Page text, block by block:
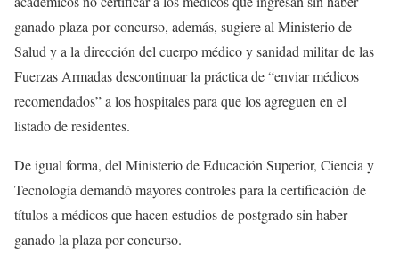
ganado plaza por concurso, además, sugiere al Ministerio de
Salud y a la dirección del cuerpo médico y sanidad militar de las
Fuerzas Armadas descontinuar la práctica de “enviar médicos
recomendados” a los hospitales para que los agreguen en el
listado de residentes.
De igual forma, del Ministerio de Educación Superior, Ciencia y
Tecnología demandó mayores controles para la certificación de
títulos a médicos que hacen estudios de postgrado sin haber
ganado la plaza por concurso.